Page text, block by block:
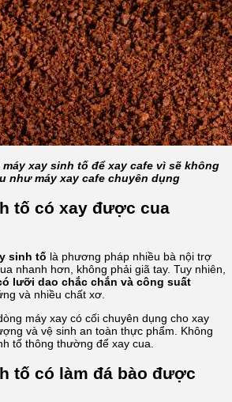
xay sinh tố để xay cafe vì sẽ không
như máy xay cafe chuyên dụng
tố có xay được cua
sinh tố là phương pháp nhiều bà nội trợ
nhanh hơn, không phải giã tay. Tuy nhiên,
lưỡi dao chắc chắn và công suất
và nhiều chất xơ.
máy xay có cối chuyên dụng cho xay
và vệ sinh an toàn thực phẩm. Không
tố thông thường để xay cua.
tố có làm đá bào được